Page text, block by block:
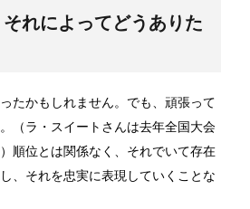
れによってどうありた
たかもしれません。でも、頑張って
（ラ・スイートさんは去年全国大会
順位とは関係なく、それでいて存在
、それを忠実に表現していくことな